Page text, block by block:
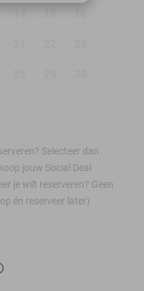
Selecteer dan
jouw Social Deal
je wilt reserveren? Geen
én reserveer later)